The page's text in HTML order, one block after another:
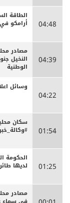
04:48
الطاقة
أرامكو
04:39
مصادر
النخيل
الوطنية
04:22
وسائل
01:54
سكان
01:25
الحكومة
لديها
مصادر